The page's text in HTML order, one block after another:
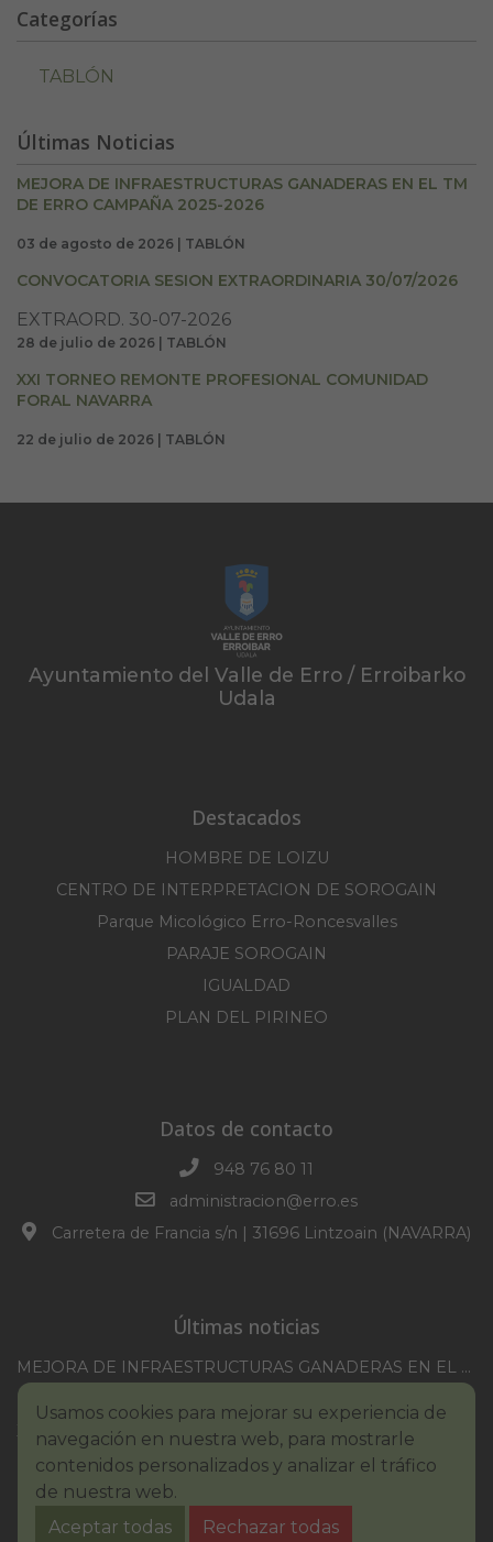
Categorías
TABLÓN
Últimas Noticias
MEJORA DE INFRAESTRUCTURAS GANADERAS EN EL TM
DE ERRO CAMPAÑA 2025-2026
03 de agosto de 2026 | TABLÓN
CONVOCATORIA SESION EXTRAORDINARIA 30/07/2026
EXTRAORD. 30-07-2026
28 de julio de 2026 | TABLÓN
XXI TORNEO REMONTE PROFESIONAL COMUNIDAD
FORAL NAVARRA
22 de julio de 2026 | TABLÓN
Ayuntamiento del Valle de Erro / Erroibarko
Udala
Destacados
HOMBRE DE LOIZU
CENTRO DE INTERPRETACION DE SOROGAIN
Parque Micológico Erro-Roncesvalles
PARAJE SOROGAIN
IGUALDAD
PLAN DEL PIRINEO
Datos de contacto
948 76 80 11
administracion@erro.es
Carretera de Francia s/n | 31696 Lintzoain (NAVARRA)
Últimas noticias
MEJORA DE INFRAESTRUCTURAS GANADERAS EN EL TM DE ERRO CAMPAÑA 2025-2026
BASES III. CONCURSO PINTURA – ERROIBARKO EGUNA
BANDO – CONSUMO RESPONSABLE DEL AGUA
IMCV 2026
Usamos cookies para mejorar su experiencia de
navegación en nuestra web, para mostrarle
contenidos personalizados y analizar el tráfico
de nuestra web.
Aceptar todas
Rechazar todas